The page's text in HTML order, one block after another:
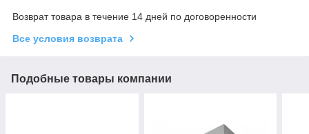
Возврат товара в течение 14 дней по договоренности
Все условия возврата
Подобные товары компании